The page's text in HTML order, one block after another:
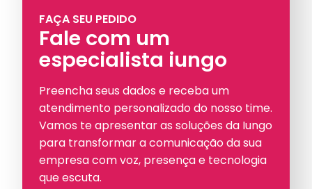
FAÇA SEU PEDIDO
Fale com um
especialista iungo
Preencha seus dados e receba um
atendimento personalizado do nosso time.
Vamos te apresentar as soluções da Iungo
para transformar a comunicação da sua
empresa com voz, presença e tecnologia
que escuta.